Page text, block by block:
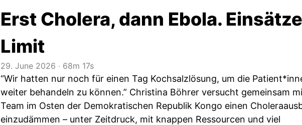
Erst Cholera, dann Ebola.
Limit
29. June 2026 ‧ 68m 17s
“Wir hatten nur noch für einen Tag Kochsalzlösung, um die
weiter behandeln zu können.” Christina Böhrer versucht gemeinsam
Team im Osten der Demokratischen Republik Kongo einen
einzudämmen – unter Zeitdruck, mit knappen Ressourcen und viel